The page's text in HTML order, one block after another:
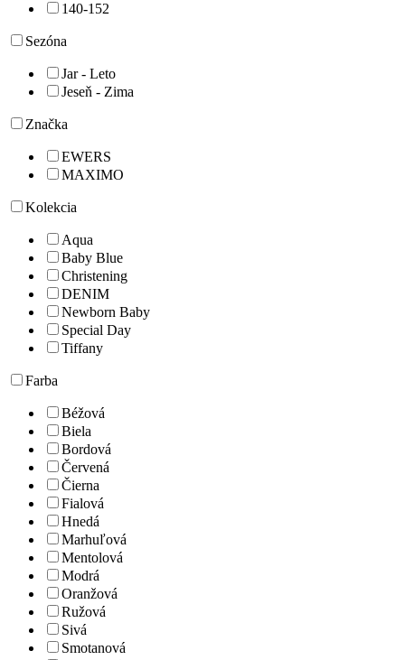
140-152
Sezóna
Jar - Leto
Jeseň - Zima
Značka
EWERS
MAXIMO
Kolekcia
Aqua
Baby Blue
Christening
DENIM
Newborn Baby
Special Day
Tiffany
Farba
Béžová
Biela
Bordová
Červená
Čierna
Fialová
Hnedá
Marhuľová
Mentolová
Modrá
Oranžová
Ružová
Sivá
Smotanová